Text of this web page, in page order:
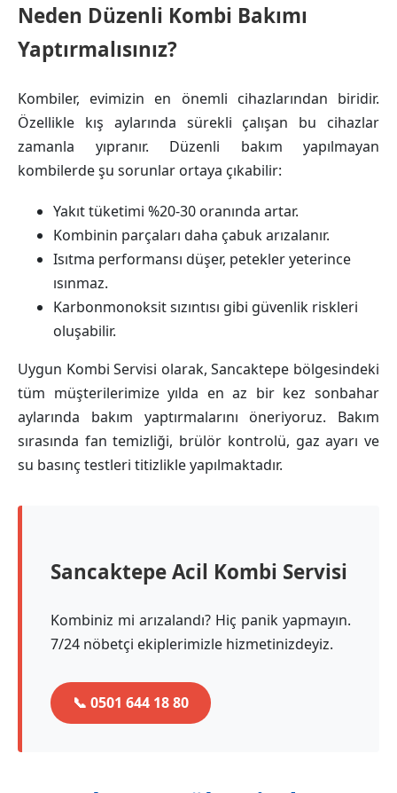
Neden Düzenli Kombi Bakımı
Yaptırmalısınız?
Kombiler, evimizin en önemli cihazlarından biridir.
Özellikle kış aylarında sürekli çalışan bu cihazlar
zamanla yıpranır. Düzenli bakım yapılmayan
kombilerde şu sorunlar ortaya çıkabilir:
Yakıt tüketimi %20-30 oranında artar.
Kombinin parçaları daha çabuk arızalanır.
Isıtma performansı düşer, petekler yeterince
ısınmaz.
Karbonmonoksit sızıntısı gibi güvenlik riskleri
oluşabilir.
Uygun Kombi Servisi olarak, Sancaktepe bölgesindeki
tüm müşterilerimize yılda en az bir kez sonbahar
aylarında bakım yaptırmalarını öneriyoruz. Bakım
sırasında fan temizliği, brülör kontrolü, gaz ayarı ve
su basınç testleri titizlikle yapılmaktadır.
Sancaktepe Acil Kombi Servisi
Kombiniz mi arızalandı? Hiç panik yapmayın.
7/24 nöbetçi ekiplerimizle hizmetinizdeyiz.
📞 0501 644 18 80